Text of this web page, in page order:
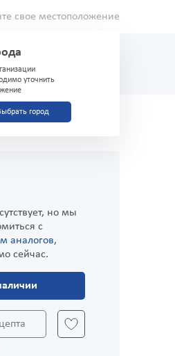
свое местоположение
уточнить
город
кожи 10мл
но мы
с
аналогов,
сейчас.